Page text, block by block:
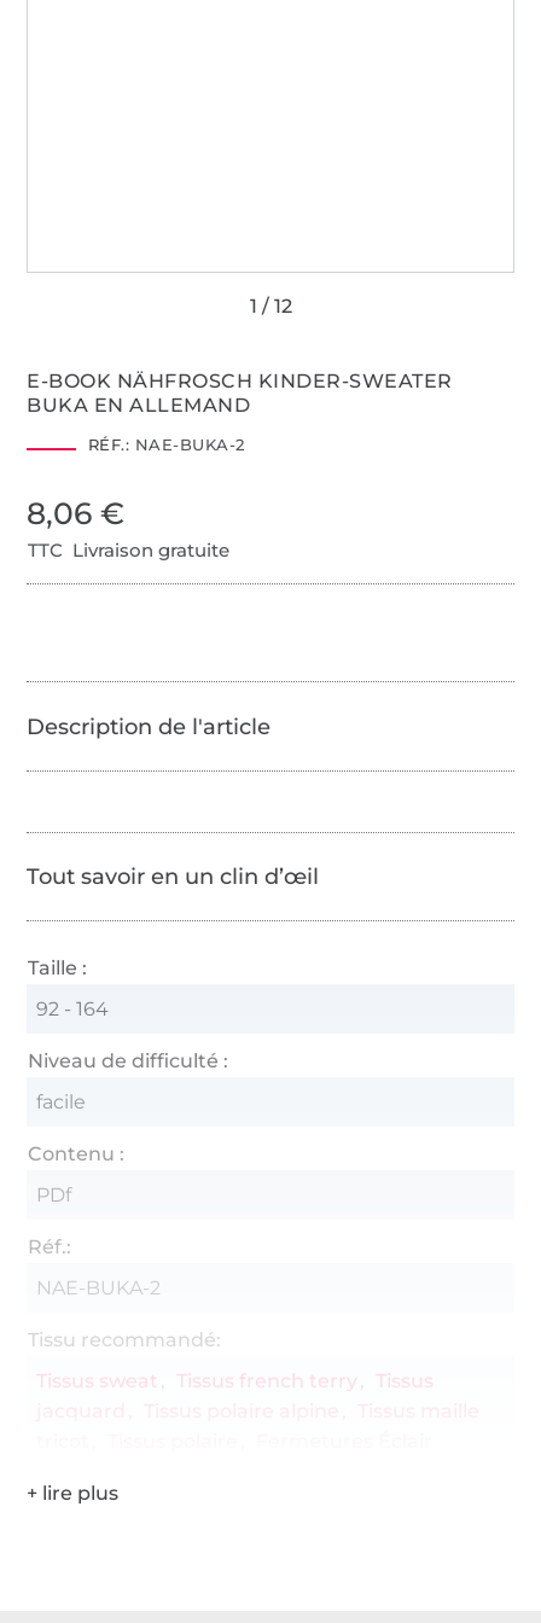
E-BOOK NÄHFROSCH KINDER-SWEATER
BUKA EN ALLEMAND
RÉF.: NAE-BUKA-2
8,06 €
TTC Livraison gratuite
Tout savoir en un clin d’œil
Taille :
92 - 164
Niveau de difficulté :
facile
Contenu :
PDf
Réf.:
NAE-BUKA-2
Tissu recommandé:
Tissus sweat
Tissus french terry
Tissus